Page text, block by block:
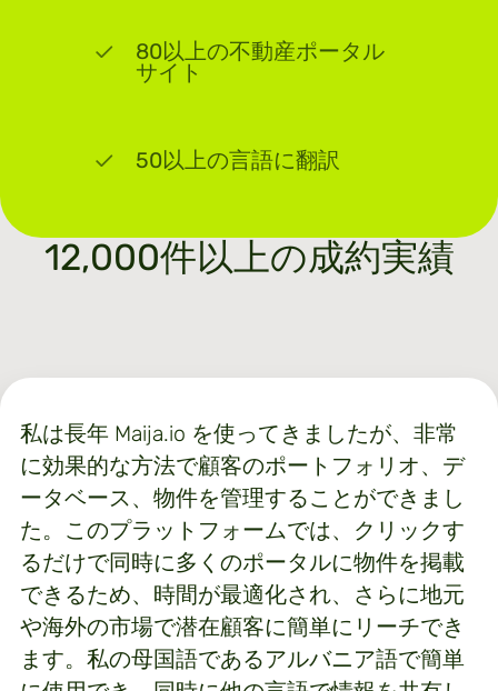
80以上の不動産ポータル
サイト
50以上の言語に翻訳
12,000件以上の成約実績
私は長年 Maija.io を使ってきましたが、非常
に効果的な方法で顧客のポートフォリオ、デ
ータベース、物件を管理することができまし
た。このプラットフォームでは、クリックす
るだけで同時に多くのポータルに物件を掲載
できるため、時間が最適化され、さらに地元
や海外の市場で潜在顧客に簡単にリーチでき
ます。私の母国語であるアルバニア語で簡単